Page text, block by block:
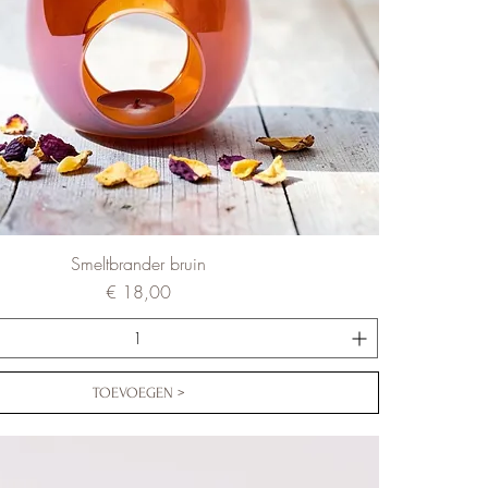
Smeltbrander bruin
Prijs
€ 18,00
TOEVOEGEN >